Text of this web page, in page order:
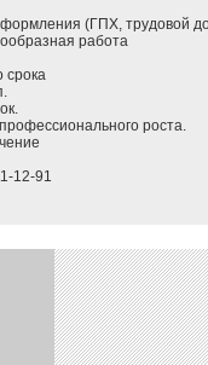
(ГПХ, трудовой
работа
срока
роста.
12-91